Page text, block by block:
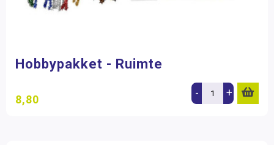
Hobbypakket - Ruimte
8,80 - +